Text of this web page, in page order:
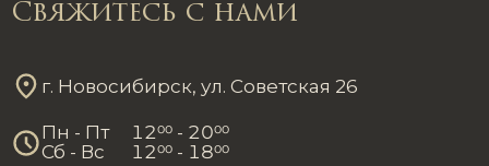
Свяжитесь с нами
г. Новосибирск, ул. Советская 26
Пн - Пт 1200 - 2000
Сб - Вс
1200 - 1800